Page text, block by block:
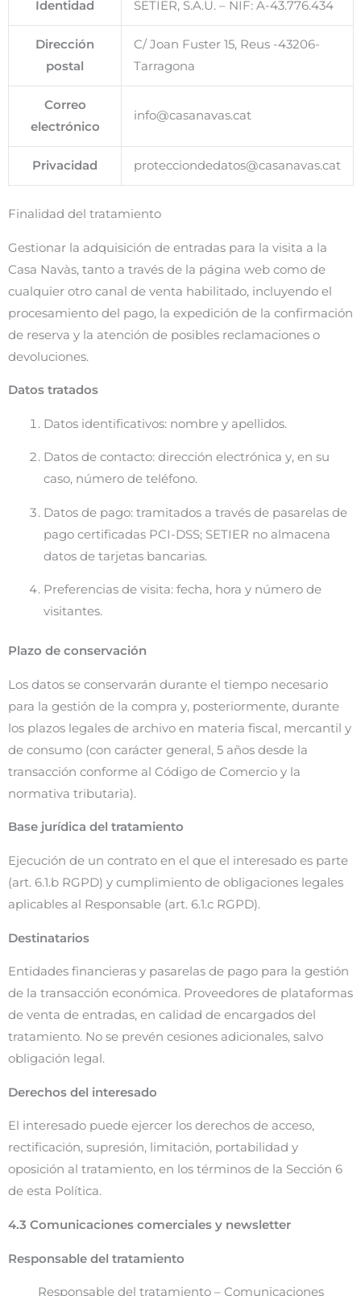
Identidad SETIER, S.A.U. – NIF: A-43.776.434
Dirección
postal
C/ Joan Fuster 15, Reus -43206-
Tarragona
Correo
electrónico
info@casanavas.cat
Privacidad protecciondedatos@casanavas.cat
Finalidad del tratamiento
Gestionar la adquisición de entradas para la visita a la
Casa Navàs, tanto a través de la página web como de
cualquier otro canal de venta habilitado, incluyendo el
procesamiento del pago, la expedición de la confirmación
de reserva y la atención de posibles reclamaciones o
devoluciones.
Datos tratados
Datos identificativos: nombre y apellidos.
Datos de contacto: dirección electrónica y, en su
caso, número de teléfono.
Datos de pago: tramitados a través de pasarelas de
pago certificadas PCI-DSS; SETIER no almacena
datos de tarjetas bancarias.
Preferencias de visita: fecha, hora y número de
visitantes.
Plazo de conservación
Los datos se conservarán durante el tiempo necesario
para la gestión de la compra y, posteriormente, durante
los plazos legales de archivo en materia fiscal, mercantil y
de consumo (con carácter general, 5 años desde la
transacción conforme al Código de Comercio y la
normativa tributaria).
Base jurídica del tratamiento
Ejecución de un contrato en el que el interesado es parte
(art. 6.1.b RGPD) y cumplimiento de obligaciones legales
aplicables al Responsable (art. 6.1.c RGPD).
Destinatarios
Entidades financieras y pasarelas de pago para la gestión
de la transacción económica. Proveedores de plataformas
de venta de entradas, en calidad de encargados del
tratamiento. No se prevén cesiones adicionales, salvo
obligación legal.
Derechos del interesado
El interesado puede ejercer los derechos de acceso,
rectificación, supresión, limitación, portabilidad y
oposición al tratamiento, en los términos de la Sección 6
de esta Política.
4.3 Comunicaciones comerciales y newsletter
Responsable del tratamiento
Responsable del tratamiento – Comunicaciones